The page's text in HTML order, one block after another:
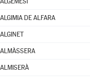
ALGIMIA DE ALFARA
ALGINET
ALMÀSSERA
ALMISERÀ